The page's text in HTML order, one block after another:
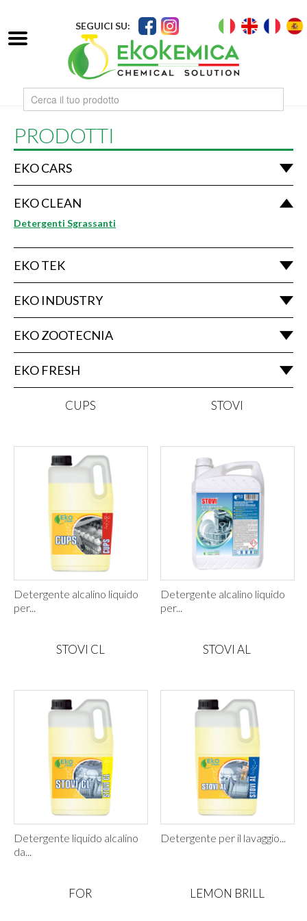
SEGUICI SU:
PRODOTTI
EKO CARS
EKO CLEAN
Detergenti Sgrassanti
EKO TEK
EKO INDUSTRY
EKO ZOOTECNIA
EKO FRESH
CUPS
Detergente alcalino liquido
per...
STOVI
Detergente alcalino liquido
per...
STOVI CL
Detergente liquido alcalino
da...
STOVI AL
Detergente per il lavaggio...
FOR LEMON BRILL